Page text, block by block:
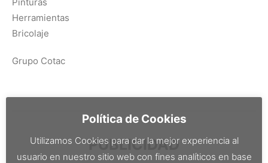
Herramientas
Bricolaje
Grupo Cotac
PUBLICIDAD
Política de Cookies
Utilizamos Cookies para dar la mejor experiencia al
usuario en nuestro sitio web con fines analíticos en base